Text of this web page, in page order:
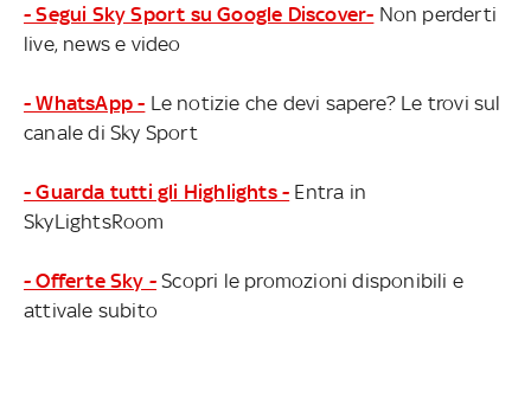
- Segui Sky Sport su Google Discover- Non perderti
live, news e video
- WhatsApp - Le notizie che devi sapere? Le trovi sul
canale di Sky Sport
- Guarda tutti gli Highlights - Entra in
SkyLightsRoom
- Offerte Sky - Scopri le promozioni disponibili e
attivale subito